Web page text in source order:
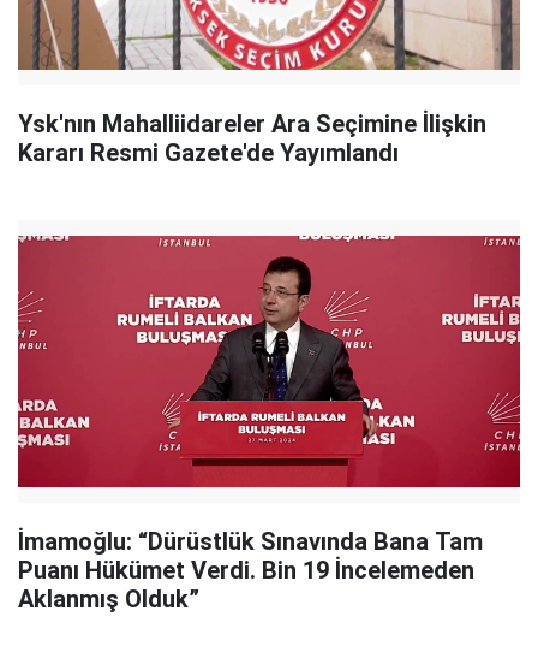
Ysk'nın Mahalliidareler Ara Seçimine İlişkin
Kararı Resmi Gazete'de Yayımlandı
İmamoğlu: “Dürüstlük Sınavında Bana Tam
Puanı Hükümet Verdi. Bin 19 İncelemeden
Aklanmış Olduk”